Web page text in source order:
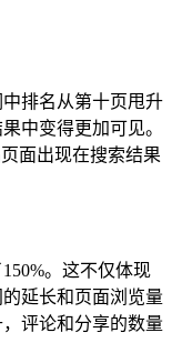
排名从第十页甩升
中变得更加可见。
面出现在搜索结果
。这不仅体现
延长和页面浏览量
评论和分享的数量